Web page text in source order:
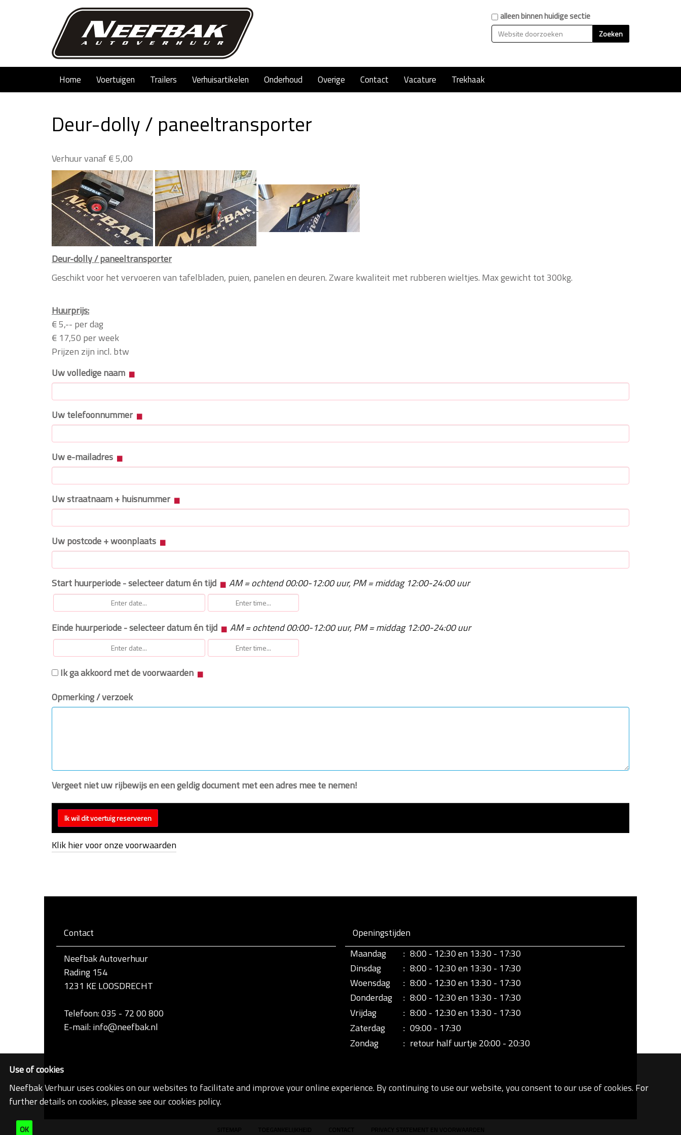
Zoekalleen binnen huidige sectie
Home Voertuigen Trailers Verhuisartikelen Onderhoud Overige Contact Vacature Trekhaak
Deur-dolly / paneeltransporter
Verhuur vanaf € 5,00
Deur-dolly / paneeltransporter
Geschikt voor het vervoeren van tafelbladen, puien, panelen en deuren. Zware kwaliteit met rubberen wieltjes. Max gewicht tot 300kg.
Huurprijs:
€ 5,-- per dag
€ 17,50 per week
Prijzen zijn incl. btw
Uw volledige naam
Uw telefoonnummer
Uw e-mailadres
Uw straatnaam + huisnummer
Uw postcode + woonplaats
Start huurperiode - selecteer datum én tijd AM = ochtend 00:00-12:00 uur, PM = middag 12:00-24:00 uur
Einde huurperiode - selecteer datum én tijd AM = ochtend 00:00-12:00 uur, PM = middag 12:00-24:00 uur
Ik ga akkoord met de voorwaarden
Opmerking / verzoek
Vergeet niet uw rijbewijs en een geldig document met een adres mee te nemen!
Klik hier voor onze voorwaarden
Contact
Neefbak Autoverhuur
Rading 154
1231 KE LOOSDRECHT
Telefoon: 035 - 72 00 800
E-mail: info@neefbak.nl
Openingstijden
Maandag
: 8:00 - 12:30 en 13:30 - 17:30
Dinsdag
: 8:00 - 12:30 en 13:30 - 17:30
Woensdag
: 8:00 - 12:30 en 13:30 - 17:30
Donderdag
: 8:00 - 12:30 en 13:30 - 17:30
Vrijdag
: 8:00 - 12:30 en 13:30 - 17:30
Zaterdag
: 09:00 - 17:30
Zondag
: retour half uurtje 20:00 - 20:30
Use of cookies
Neefbak Verhuur uses cookies on our websites to facilitate and improve your online experience. By continuing to use our website, you consent to our use of cookies. For
further details on cookies, please see our cookies policy.
OK